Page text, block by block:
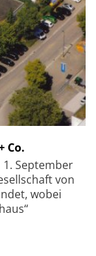
Co.
September
von
wobei